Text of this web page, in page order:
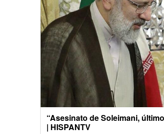
“Asesinato de Soleimani,
| HISPANTV